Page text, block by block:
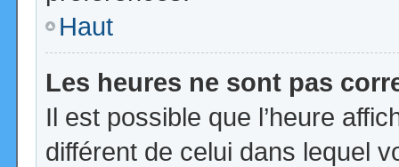
Haut
Les heures ne sont pas
Il est possible que l’heure
différent de celui dans lequel